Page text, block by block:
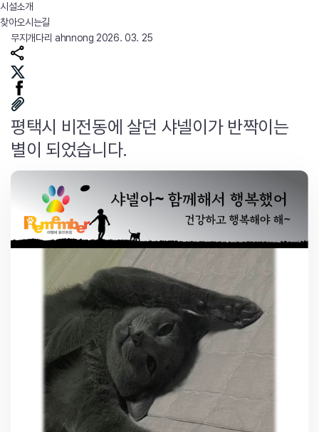
시설소개
찾아오시는길
무지개다리 ahnnong 2026. 03. 25
평택시 비전동에 살던 샤넬이가 반짝이는
별이 되었습니다.